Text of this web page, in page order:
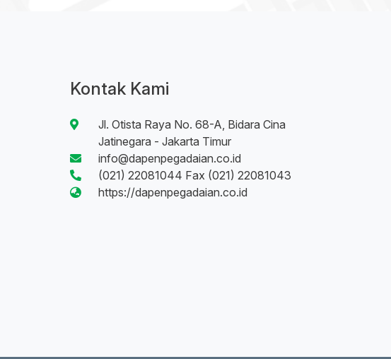
Kontak Kami
Jl. Otista Raya No. 68-A, Bidara Cina
Jatinegara - Jakarta Timur
info@dapenpegadaian.co.id
(021) 22081044 Fax (021) 22081043
https://dapenpegadaian.co.id